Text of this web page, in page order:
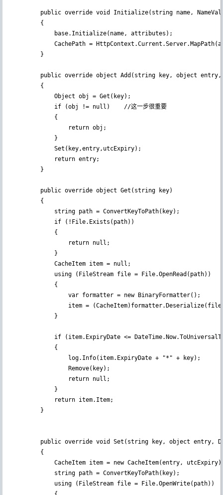
public override void Initialize(string name,
        {
            base.Initialize(name, attributes);
CachePath =
        }
public override object Add(string key, object
        {
            Object obj = Get(key);
            if (obj != null)    //这一步很重要
            {
                return obj;
            }
            Set(key,entry,utcExpiry);
            return entry;
        }
        public override object Get(string key)
        {
            string path = ConvertKeyToPath(key);
            if (!File.Exists(path))
            {
                return null;
            }
            CacheItem item = null;
            using (FileStream file = File.OpenRead(path))
            {
                var formatter = new BinaryFormatter();
item =
            }
if (item.ExpiryDate <=
            {
                log.Info(item.ExpiryDate + "*" + key);
                Remove(key);
                return null;
            }
            return item.Item;
        }
public override void Set(string key, object entry,
        {
CacheItem item = new CacheItem(entry,
            string path = ConvertKeyToPath(key);
            using (FileStream file = File.OpenWrite(path))